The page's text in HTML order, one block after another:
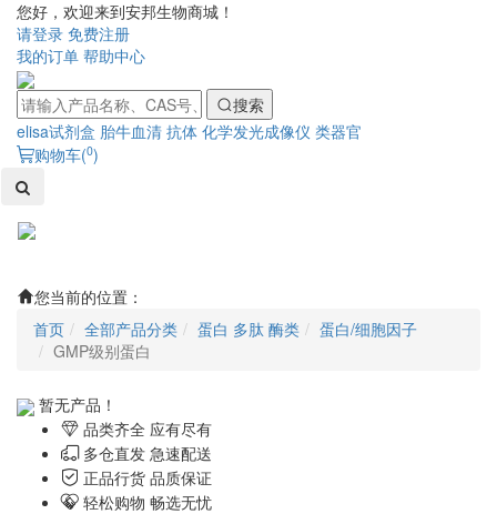
您好，欢迎来到安邦生物商城！
请登录 免费注册
我的订单 帮助中心
搜索
elisa试剂盒 胎牛血清 抗体 化学发光成像仪 类器官
购物车(0)
您当前的位置：
首页
全部产品分类 蛋白 多肽 酶类
蛋白/细胞因子
GMP级别蛋白
暂无产品！
品类齐全 应有尽有
多仓直发 急速配送
正品行货 品质保证
轻松购物 畅选无忧